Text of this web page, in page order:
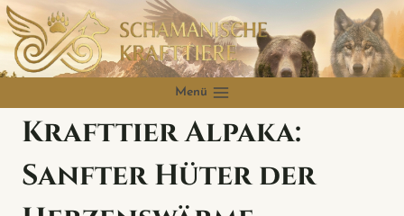
Zum
Inhalt
springen
Menü
Krafttier Alpaka:
Sanfter Hüter der